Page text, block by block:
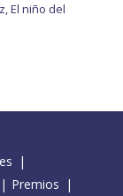
El niño del
Premios